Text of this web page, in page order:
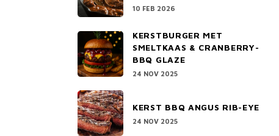
10 FEB 2026
KERSTBURGER MET
SMELTKAAS & CRANBERRY-
BBQ GLAZE
24 NOV 2025
KERST BBQ ANGUS RIB-EYE
24 NOV 2025